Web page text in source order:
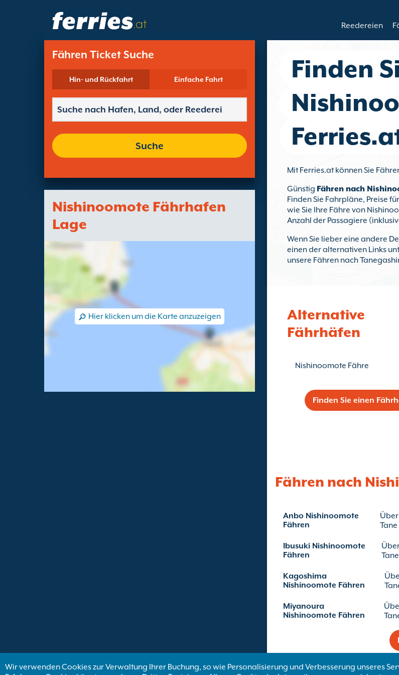
.at Reedereien
Fähren Ticket Suche
Hin- und Rückfahrt Einfache Fahrt
Suche
Nishinoomote Fährhafen
Lage
Hier klicken um die Karte anzuzeigen
Finden
Mit Ferries.at können Sie
Günstig Fähren nach
Finden Sie Fahrpläne, Preise
wie Sie Ihre Fähre von
Anzahl der Passagiere
Wenn Sie lieber eine andere
einen der alternativen Links
unsere Fähren nach
Fähren nach
Anbo Nishinoomote
Fähren
Tane
Ibusuki Nishinoomote
Fähren
Kagoshima
Nishinoomote Fähren
Miyanoura
Nishinoomote Fähren
Alternative
Fährhäfen
Nishinoomote Fähre
Finden Sie einen
Wir verwenden Cookies zur Verwaltung Ihrer Buchung, so wie Personalisierung und Verbesserung unseres